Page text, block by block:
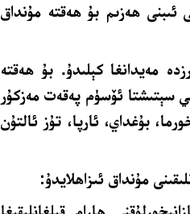
ئىبنى ھەزىم بۇ ھەقتە مۇنداق
مەيدانغا كېلىدۇ. بۇ ھەقتە
سېتىشتا ئۆسۈم پەقەت مەزكۇر
بۇغداي، ئارپا، تۇز ئالتۇن
مۇنداق ئىزاھلايدۇ: